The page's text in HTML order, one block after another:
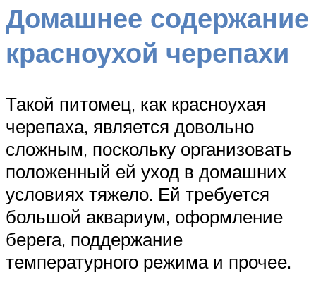
Домашнее содержание
красноухой черепахи
Такой питомец, как красноухая
черепаха, является довольно
сложным, поскольку организовать
положенный ей уход в домашних
условиях тяжело. Ей требуется
большой аквариум, оформление
берега, поддержание
температурного режима и прочее.